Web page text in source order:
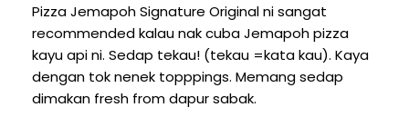
Pizza Jemapoh Signature Original ni sangat
recommended kalau nak cuba Jemapoh pizza
kayu api ni. Sedap tekau! (tekau =kata kau). Kaya
dengan tok nenek topppings. Memang sedap
dimakan fresh from dapur sabak.